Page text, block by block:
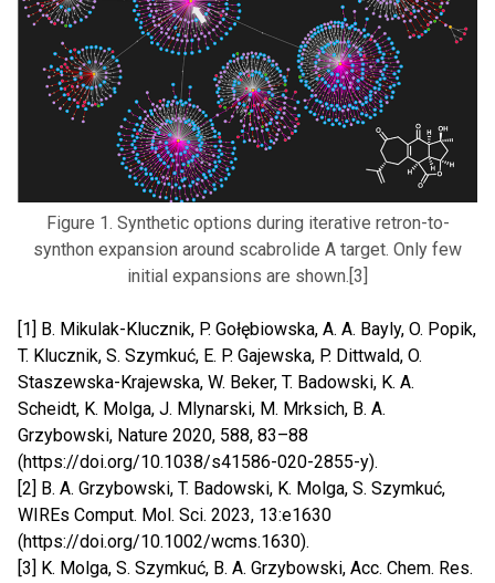
Figure 1. Synthetic options during iterative retron-to-
synthon expansion around scabrolide A target. Only few
initial expansions are shown.[3]
[1] B. Mikulak-Klucznik, P. Gołębiowska, A. A. Bayly, O. Popik,
T. Klucznik, S. Szymkuć, E. P. Gajewska, P. Dittwald, O.
Staszewska-Krajewska, W. Beker, T. Badowski, K. A.
Scheidt, K. Molga, J. Mlynarski, M. Mrksich, B. A.
Grzybowski, Nature 2020, 588, 83–88
(https://doi.org/10.1038/s41586-020-2855-y).
[2] B. A. Grzybowski, T. Badowski, K. Molga, S. Szymkuć,
WIREs Comput. Mol. Sci. 2023, 13:e1630
(https://doi.org/10.1002/wcms.1630).
[3] K. Molga, S. Szymkuć, B. A. Grzybowski, Acc. Chem. Res.